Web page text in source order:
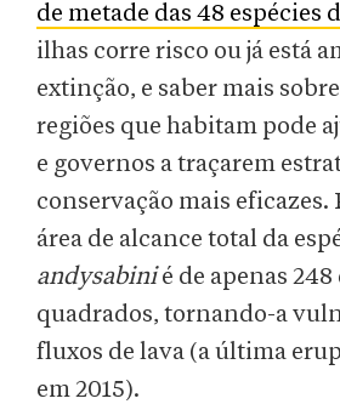
de metade das 48 espécies
ilhas corre risco ou já está
extinção, e saber mais sobre
regiões que habitam pode
e governos a traçarem
conservação mais eficazes.
área de alcance total da
andysabinié de apenas
quadrados, tornando-a
fluxos de lava (a última
em 2015).